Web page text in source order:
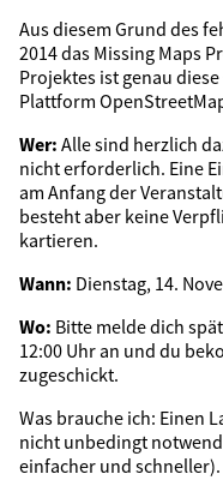
Aus diesem Grund des
2014 das Missing Maps
Projektes ist genau
Plattform
Wer: Alle sind herzlich
nicht erforderlich. Eine
am Anfang der
besteht aber keine
kartieren.
Wann: Dienstag, 14.
Wo: Bitte melde dich
12:00 Uhr an und du
zugeschickt.
Was brauche ich: Einen
nicht unbedingt
einfacher und schneller).